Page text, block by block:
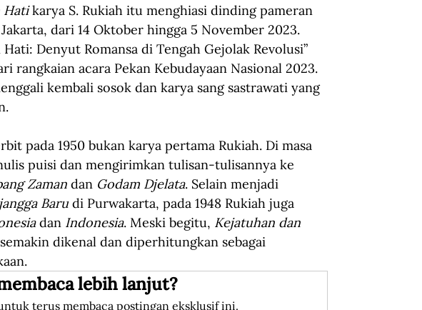
Hati karya S. Rukiah itu menghiasi dinding pameran
dari 14 Oktober hingga 5 November 2023.
Denyut Romansa di Tengah Gejolak Revolusi”
rangkaian acara Pekan Kebudayaan Nasional 2023.
kembali sosok dan karya sang sastrawati yang
pada 1950 bukan karya pertama Rukiah. Di masa
puisi dan mengirimkan tulisan-tulisannya ke
Zaman dan Godam Djelata. Selain menjadi
Baru di Purwakarta, pada 1948 Rukiah juga
dan Indonesia. Meski begitu, Kejatuhan dan
dikenal dan diperhitungkan sebagai
lebih lanjut?
terus membaca postingan eksklusif ini.